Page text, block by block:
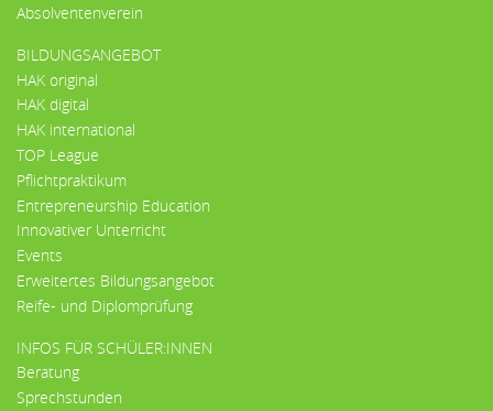
Absolventenverein
BILDUNGSANGEBOT
HAK original
HAK digital
HAK international
TOP League
Pflichtpraktikum
Entrepreneurship Education
Innovativer Unterricht
Events
Erweitertes Bildungsangebot
Reife- und Diplomprüfung
INFOS FÜR SCHÜLER:INNEN
Beratung
Sprechstunden